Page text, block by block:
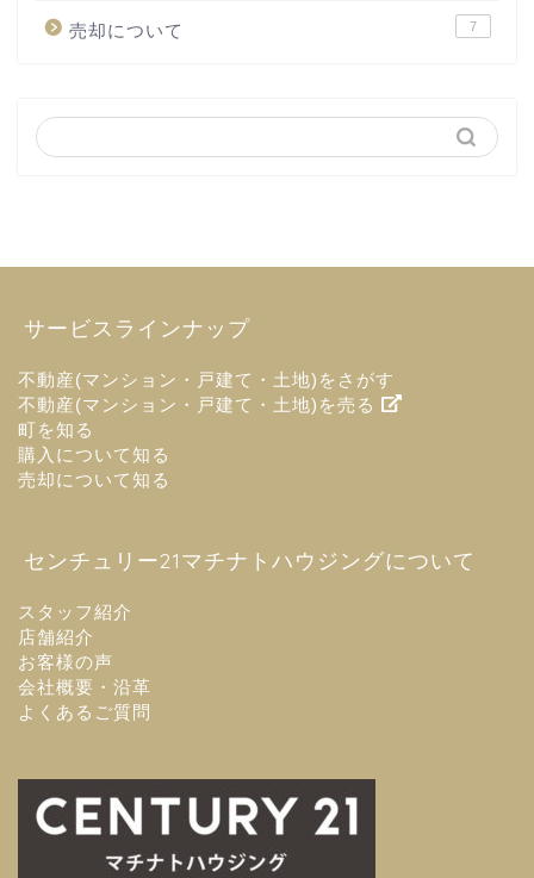
売却について 7
サービスラインナップ
不動産(マンション・戸建て・土地)をさがす
不動産(マンション・戸建て・土地)を売る
町を知る
購入について知る
売却について知る
センチュリー21マチナトハウジングについて
スタッフ紹介
店舗紹介
お客様の声
会社概要・沿革
よくあるご質問